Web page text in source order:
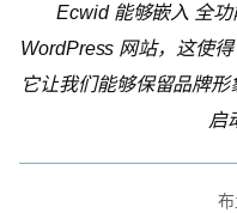
Ecwid 能够嵌入 全功
WordPress 网站，这使
它让我们能够保留品牌
启